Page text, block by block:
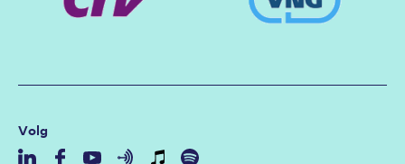
Volg